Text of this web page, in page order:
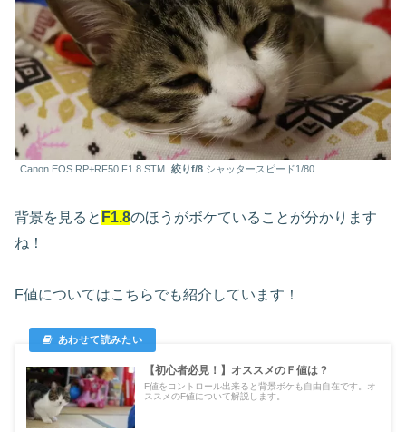
Canon EOS RP+RF50 F1.8 STM 絞りf/8 シャッタースピード1/80
背景を見ると F1.8のほうがボケていることが分かります
ね！
F値についてはこちらでも紹介しています！
【初心者必見！】オススメのＦ値は？
F値をコントロール出来ると背景ボケも自由自在です。オ
ススメのF値について解説します。